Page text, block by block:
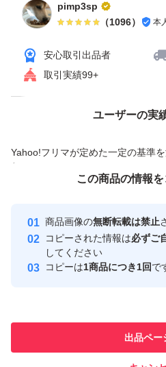
pimp3sp
（1096） 本
安心取引出品者
取引実績99+
ユーザーの実
Yahoo!フリマが定めた一定の基準
付与しています
安心取引出品者
心
取引実績
で
価格の相談
この商品の情報
商品画像の無断転載は禁止
コピーされた情報は必ずご
してください
コピーは1商品につき1回で
出品ペー
この商品をみている人にオスス